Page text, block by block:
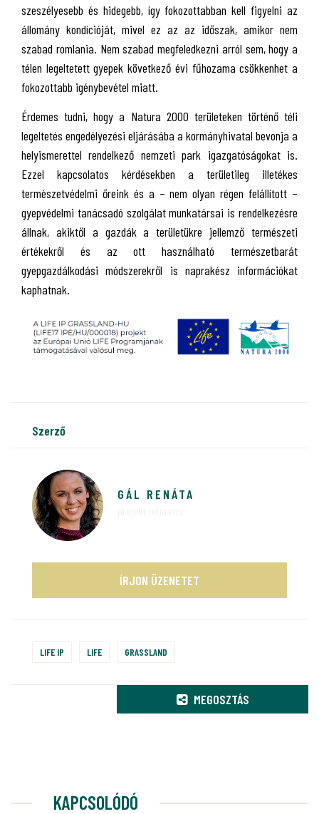
szeszélyesebb és hidegebb, így fokozottabban kell figyelni az
állomány kondícióját, mivel ez az az időszak, amikor nem
szabad romlania. Nem szabad megfeledkezni arról sem, hogy a
télen legeltetett gyepek következő évi fűhozama csökkenhet a
fokozottabb igénybevétel miatt.
Érdemes tudni, hogy a Natura 2000 területeken történő téli
legeltetés engedélyezési eljárásába a kormányhivatal bevonja a
helyismerettel rendelkező nemzeti park igazgatóságokat is.
Ezzel kapcsolatos kérdésekben a területileg illetékes
természetvédelmi őreink és a – nem olyan régen felállított –
gyepvédelmi tanácsadó szolgálat munkatársai is rendelkezésre
állnak, akiktől a gazdák a területükre jellemző természeti
értékekről és az ott használható természetbarát
gyepgazdálkodási módszerekről is naprakész információkat
kaphatnak.
szerző
GÁL RENÁTA
ÍRJON ÜZENETET
LIFE IP LIFE GRASSLAND
MEGOSZTÁS
KAPCSOLÓDÓ